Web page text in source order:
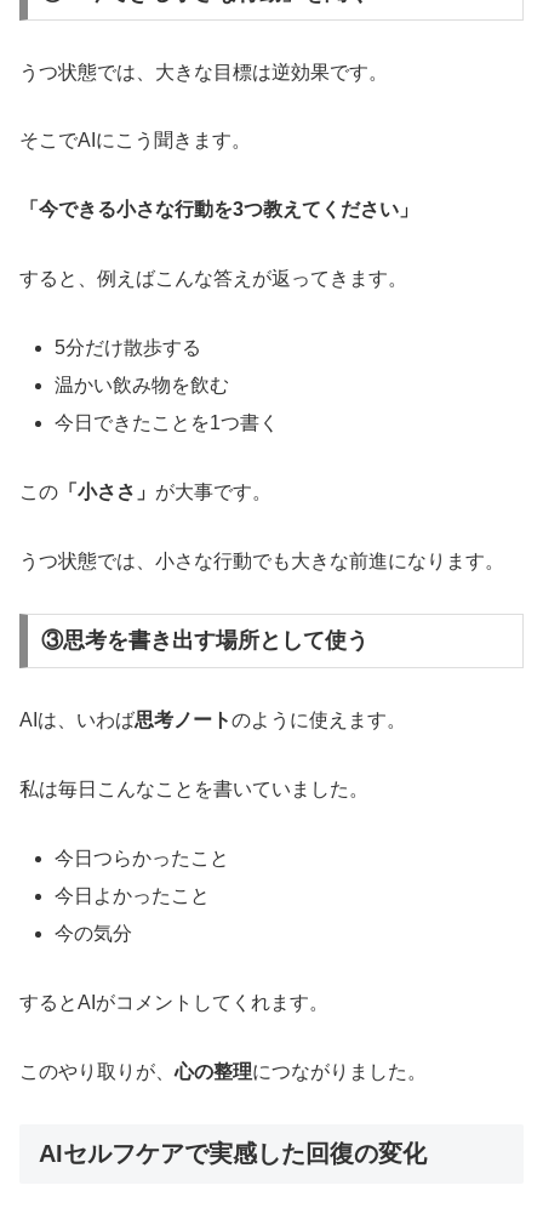
うつ状態では、大きな目標は逆効果です。
そこでAIにこう聞きます。
「今できる小さな行動を3つ教えてください」
すると、例えばこんな答えが返ってきます。
5分だけ散歩する
温かい飲み物を飲む
今日できたことを1つ書く
この 「小ささ」 が大事です。
うつ状態では、小さな行動でも大きな前進になります。
③思考を書き出す場所として使う
AIは、いわば思考ノートのように使えます。
私は毎日こんなことを書いていました。
今日つらかったこと
今日よかったこと
今の気分
するとAIがコメントしてくれます。
このやり取りが、心の整理につながりました。
AIセルフケアで実感した回復の変化